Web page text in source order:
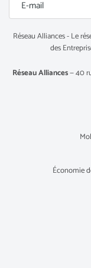
Réseau Alliances - Le
des
Réseau Alliances— 40
Économie